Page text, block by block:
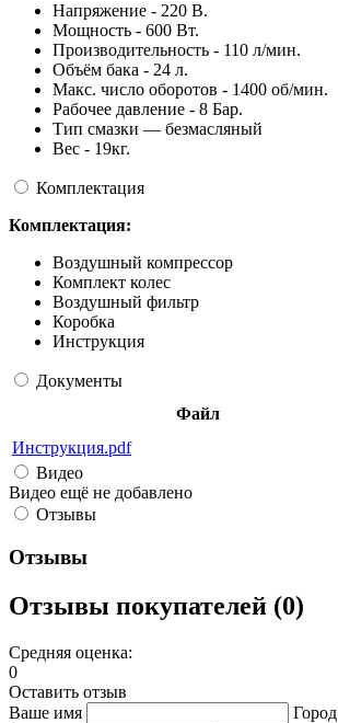
Напряжение - 220 В.
Мощность - 600 Вт.
Производительность - 110 л/мин.
Объём бака - 24 л.
Макс. число оборотов - 1400 об/мин.
Рабочее давление - 8 Бар.
Тип смазки — безмасляный
Вес - 19кг.
Комплектация
Комплектация:
Воздушный компрессор
Комплект колес
Воздушный фильтр
Коробка
Инструкция
Документы
Файл
Инструкция.pdf
Видео
Видео ещё не добавлено
Отзывы
Отзывы
Отзывы покупателей (0)
Средняя оценка:
0
Оставить отзыв
Ваше имя
Город